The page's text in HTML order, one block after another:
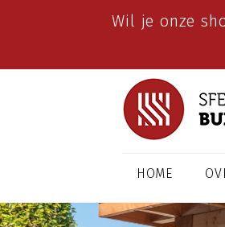
Wil je onze
HOME